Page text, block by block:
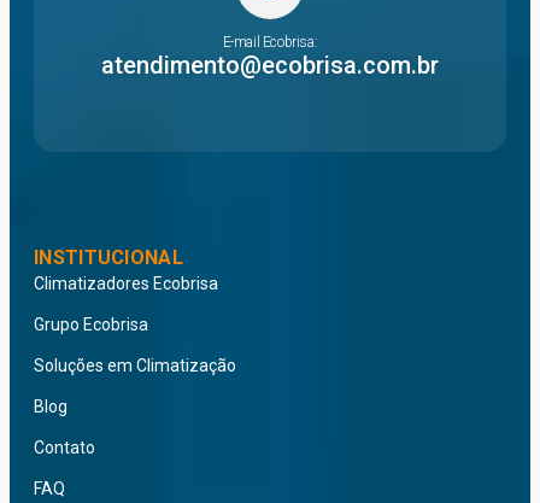
E-mail Ecobrisa:
atendimento@ecobrisa.com.br
INSTITUCIONAL
Climatizadores Ecobrisa
Grupo Ecobrisa
Soluções em Climatização
Blog
Contato
FAQ